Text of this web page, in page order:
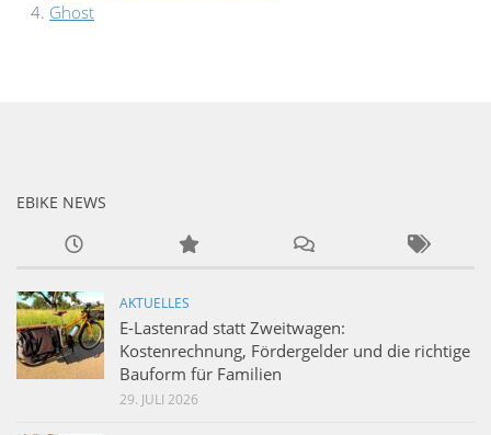
Ghost
EBIKE NEWS
AKTUELLES
E-Lastenrad statt Zweitwagen:
Kostenrechnung, Fördergelder und die richtige
Bauform für Familien
29. JULI 2026